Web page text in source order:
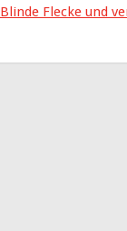
Blinde Flecke und